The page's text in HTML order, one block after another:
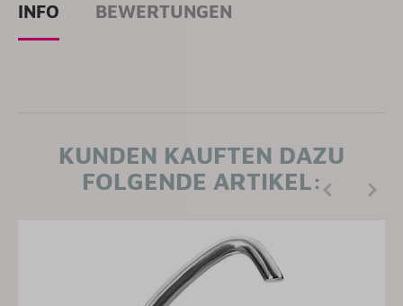
INFO BEWERTUNGEN
KUNDEN KAUFTEN DAZU
FOLGENDE ARTIKEL: